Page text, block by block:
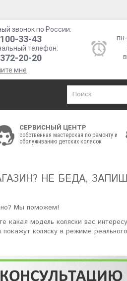
звонок по России:
33-43
телефон:
20-20
мне
СЕРВИСНЫЙ ЦЕНТР
собственная мастерская по ремонту и
обслуживанию детских колясок
НЕ БЕДА,
Мы поможем!
модель коляски вас
коляску в режиме